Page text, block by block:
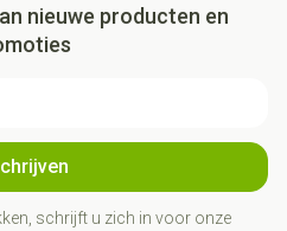
nieuwe producten en
schrijft u zich in voor onze